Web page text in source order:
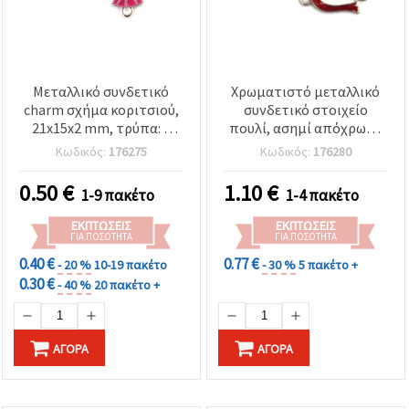
Μεταλλικό συνδετικό
charm σχήμα κοριτσιού,
21x15x2 mm, τρύπα: 2
mm, ασημί χρώμα,
αξεσουάρ κατασκευής
κοσμημάτων - 2 τεμάχια
Κωδικός: 176275
0.50€ 1-9 πακέτο
ΕΚΠΤΏΣΕΙΣ
ΓΙΑ ΠΟΣΌΤΗΤΑ
0.40 €- 20 %10-19 πακέτο
0.30 €- 40 % 20 πακέτο +
ΑΓΟΡΆ
Χρωματιστό μεταλλικό
συνδετικό στοιχείο
πουλί, ασημί απόχρωση
με κόκκινη λεπτομέρεια,
20x10x3 mm, τρύπα 2
mm - 5 τεμ.
Κωδικός: 176280
1.10€ 1-4 πακέτο
ΕΚΠΤΏΣΕΙΣ
ΓΙΑ ΠΟΣΌΤΗΤΑ
0.77 €- 30 %5 πακέτο +
ΑΓΟΡΆ